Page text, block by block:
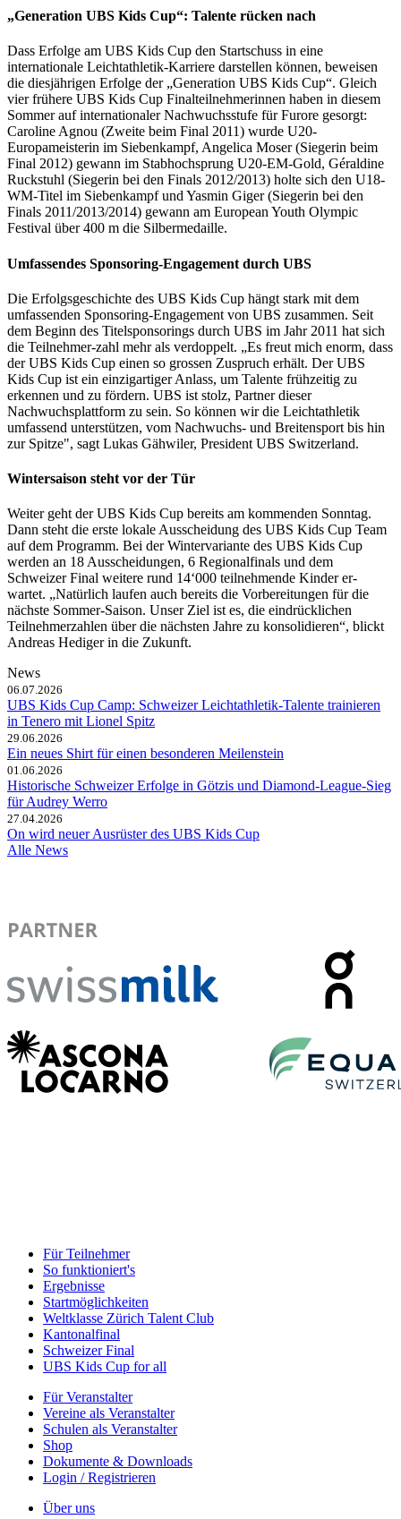
„Generation UBS Kids Cup“: Talente rücken nach
Dass Erfolge am UBS Kids Cup den Startschuss in eine
internationale Leichtathletik-Karriere darstellen können, beweisen
die diesjährigen Erfolge der „Generation UBS Kids Cup“. Gleich
vier frühere UBS Kids Cup Finalteilnehmerinnen haben in diesem
Sommer auf internationaler Nachwuchsstufe für Furore gesorgt:
Caroline Agnou (Zweite beim Final 2011) wurde U20-
Europameisterin im Siebenkampf, Angelica Moser (Siegerin beim
Final 2012) gewann im Stabhochsprung U20-EM-Gold, Géraldine
Ruckstuhl (Siegerin bei den Finals 2012/2013) holte sich den U18-
WM-Titel im Siebenkampf und Yasmin Giger (Siegerin bei den
Finals 2011/2013/2014) gewann am European Youth Olympic
Festival über 400 m die Silbermedaille.
Umfassendes Sponsoring-Engagement durch UBS
Die Erfolgsgeschichte des UBS Kids Cup hängt stark mit dem
umfassenden Sponsoring-Engagement von UBS zusammen. Seit
dem Beginn des Titelsponsorings durch UBS im Jahr 2011 hat sich
die Teilnehmer-zahl mehr als verdoppelt. „Es freut mich enorm, dass
der UBS Kids Cup einen so grossen Zuspruch erhält. Der UBS
Kids Cup ist ein einzigartiger Anlass, um Talente frühzeitig zu
erkennen und zu fördern. UBS ist stolz, Partner dieser
Nachwuchsplattform zu sein. So können wir die Leichtathletik
umfassend unterstützen, vom Nachwuchs- und Breitensport bis hin
zur Spitze", sagt Lukas Gähwiler, President UBS Switzerland.
Wintersaison steht vor der Tür
Weiter geht der UBS Kids Cup bereits am kommenden Sonntag.
Dann steht die erste lokale Ausscheidung des UBS Kids Cup Team
auf dem Programm. Bei der Wintervariante des UBS Kids Cup
werden an 18 Ausscheidungen, 6 Regionalfinals und dem
Schweizer Final weitere rund 14‘000 teilnehmende Kinder er-
wartet. „Natürlich laufen auch bereits die Vorbereitungen für die
nächste Sommer-Saison. Unser Ziel ist es, die eindrücklichen
Teilnehmerzahlen über die nächsten Jahre zu konsolidieren“, blickt
Andreas Hediger in die Zukunft.
News
06.07.2026
UBS Kids Cup Camp: Schweizer Leichtathletik-Talente trainieren
in Tenero mit Lionel Spitz
29.06.2026
Ein neues Shirt für einen besonderen Meilenstein
01.06.2026
Historische Schweizer Erfolge in Götzis und Diamond-League-Sieg
für Audrey Werro
27.04.2026
On wird neuer Ausrüster des UBS Kids Cup
Alle News
Für Teilnehmer
So funktioniert's
Ergebnisse
Startmöglichkeiten
Weltklasse Zürich Talent Club
Kantonalfinal
Schweizer Final
UBS Kids Cup for all
Für Veranstalter
Vereine als Veranstalter
Schulen als Veranstalter
Shop
Dokumente & Downloads
Login / Registrieren
Über uns